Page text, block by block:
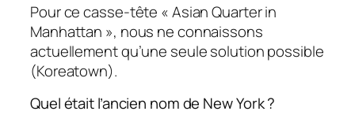
Pour ce casse-tête « Asian Quarter in
Manhattan », nous ne connaissons
actuellement qu’une seule solution possible
(Koreatown).
Quel était l’ancien nom de New York ?